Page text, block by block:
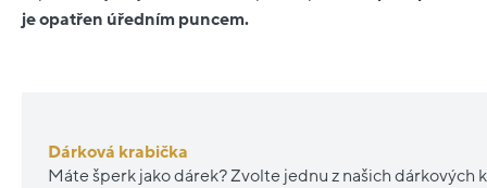
je opatřen úředním puncem.
Dárková krabička
Máte šperk jako dárek? Zvolte jednu z našich dárkových